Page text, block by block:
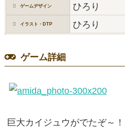
ゲームデザイン ひろり
イラスト・DTP ひろり
ゲーム詳細
巨大カイジュウがでたぞ～！